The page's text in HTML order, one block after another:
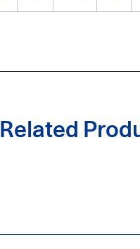
Related